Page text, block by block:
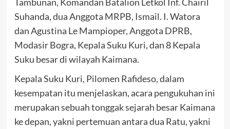
Suhanda, dua Anggota MRPB, Ismail. I. Watora
dan Agustina Le Mampioper, Anggota DPRB,
Modasir Bogra, Kepala Suku Kuri, dan 8 Kepala
Suku besar di wilayah Kaimana.
Kepala Suku Kuri, Pilomen Rafideso, dalam
kesempatan itu menjelaskan, acara pengukuhan ini
merupakan sebuah tonggak sejarah besar Kaimana
ke depan, yakni pertemuan antara dua Ratu, yakni